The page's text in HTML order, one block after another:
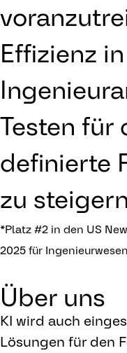
Effizienz
Testen für
definierte
zu
*Platz #2 in den US
2025 für
Über uns
KI wird auch
Lösungen für den